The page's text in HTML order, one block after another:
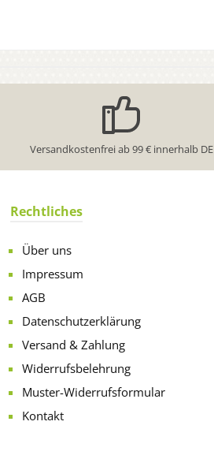
Versandkostenfrei ab 99 € innerhalb DE
Rechtliches
Über uns
Impressum
AGB
Datenschutzerklärung
Versand & Zahlung
Widerrufsbelehrung
Muster-Widerrufsformular
Kontakt